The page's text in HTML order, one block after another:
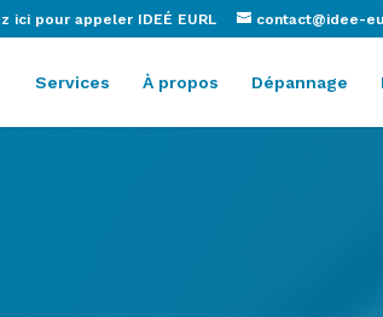
ici pour appeler IDEÉ EURL contact@idee-
Services À propos Dépannage